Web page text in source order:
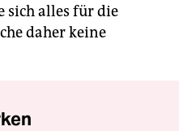
sich alles für die
daher keine